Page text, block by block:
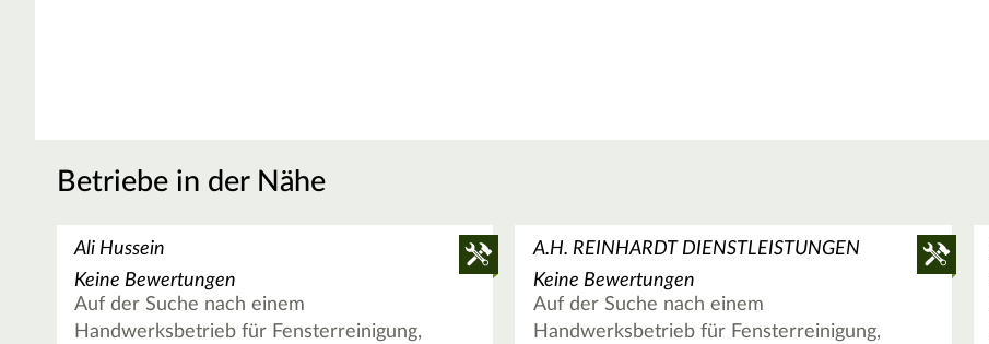
Betriebe in der Nähe
Ali Hussein
Keine Bewertungen
Auf der Suche nach einem
Handwerksbetrieb für Fensterreinigung,
A.H. REINHARDT DIENSTLEISTUNGEN
Keine Bewertungen
Auf der Suche nach einem
Handwerksbetrieb für Fensterreinigung,